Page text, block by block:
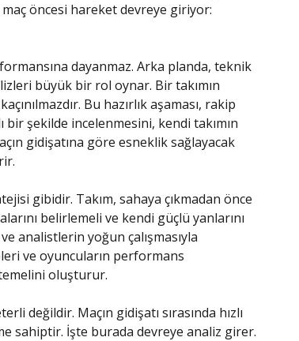
öncesi hareket devreye giriyor:
dayanmaz. Arka planda, teknik
büyük bir rol oynar. Bir takımın
Bu hazırlık aşaması, rakip
bir şekilde incelenmesini, kendi takımın
gidişatına göre esneklik sağlayacak
gibidir. Takım, sahaya çıkmadan önce
belirlemeli ve kendi güçlü yanlarını
analistlerin yoğun çalışmasıyla
ve oyuncuların performans
oluşturur.
değildir. Maçın gidişatı sırasında hızlı
sahiptir. İşte burada devreye analiz girer.